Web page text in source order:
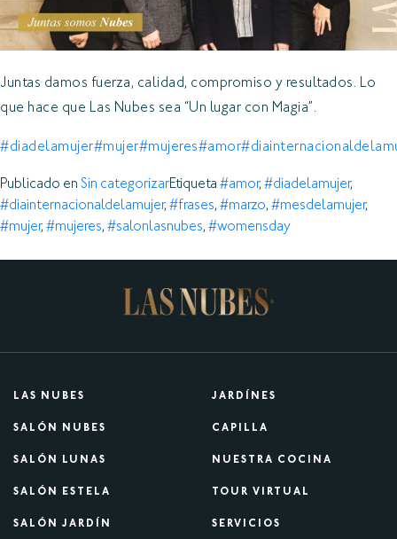
Juntas damos fuerza, calidad, compromiso y resultados. Lo
que hace que Las Nubes sea “Un lugar con Magia”.
#diadelamujer#mujer#mujeres#amor
Publicado en Sin categorizarEtiqueta #amor, #diadelamujer,
#diainternacionaldelamujer, #frases, #marzo, #mesdelamujer,
#mujer, #mujeres, #salonlasnubes, #womensday
LAS NUBES
SALÓN NUBES
SALÓN LUNAS
SALÓN ESTELA
SALÓN JARDÍN
JARDÍNES
CAPILLA
NUESTRA COCINA
TOUR VIRTUAL
SERVICIOS